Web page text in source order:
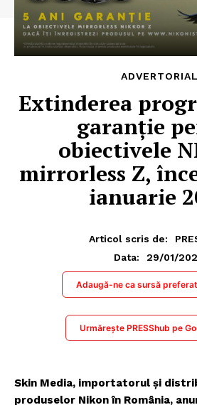
ADVERTORIAL
Extinderea
garanție
obiectivele
mirrorless Z,
ianuarie
Articol scris de:
Data:
29/01/
Adaugă-ne ca sursă
Urmărește PRESShub pe
Skin Media, importatorul și
produselor Nikon în România,